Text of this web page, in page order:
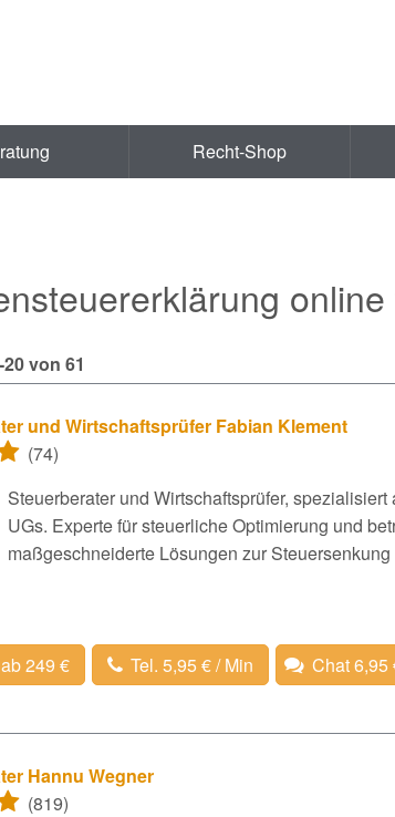
Recht-Shop
von 61
und Wirtschaftsprüfer Fabian Klement
(74)
249 € Tel. 5,95 € / Min Chat 6,95
Steuerberater und Wirtschaftsprüfer,
UGs. Experte für steuerliche Optimierung und
maßgeschneiderte Lösungen zur
Hannu Wegner
(819)